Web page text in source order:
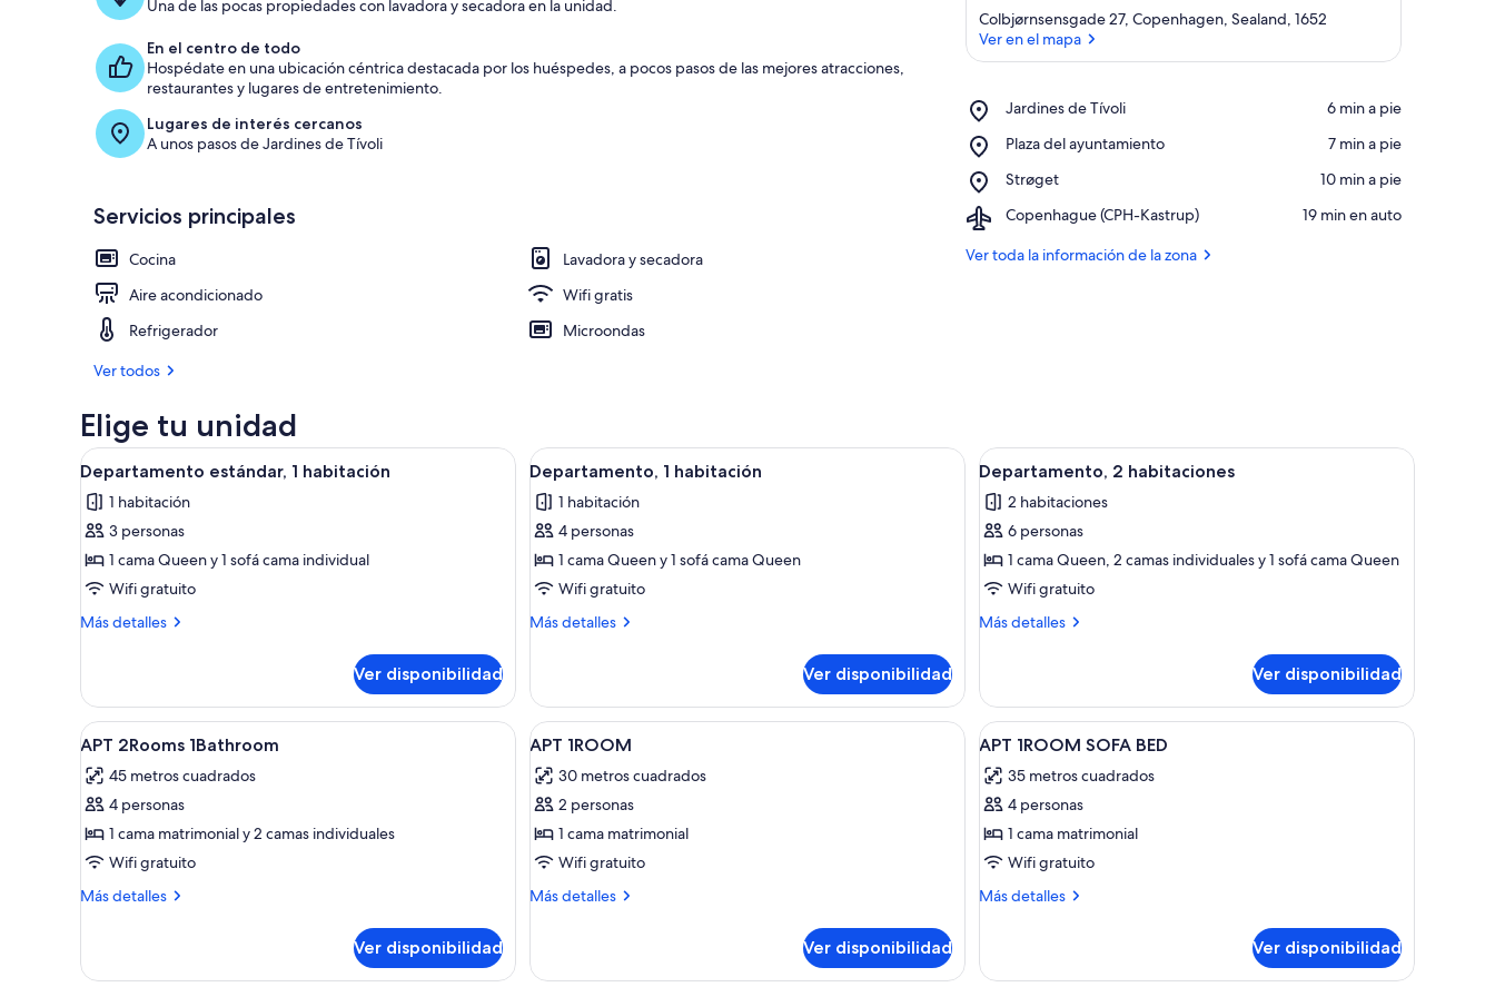
Una de las pocas propiedades con lavadora y secadora en la unidad.
En el centro de todo
Hospédate en una ubicación céntrica destacada por los huéspedes, a pocos pasos de las mejores atracciones,
restaurantes y lugares de entretenimiento.
Lugares de interés cercanos
A unos pasos de Jardines de Tívoli
Servicios principales
Cocina
Lavadora y secadora
Aire acondicionado
Wifi gratis
Refrigerador
Microondas
Ver todos
Colbjørnsensgade 27, Copenhagen, Sealand, 1652
Ver en el mapa
Jardines de Tívoli
Place,
de
‪6 min a pie‬
Plaza del ayuntamiento
Place,
del
‪7 min a pie‬
Strøget
Place,
‪10 min a pie‬
Copenhague (CPH-Kastrup)
Airport,
(CPH-
‪19 min en auto‬
Ver toda la información de la zona
Elige tu unidad
Abrir
todas
las
fotos
de
Departamento
estándar,
Una habitación de hotel moderna con un sofá gris, una mesa de centro de vidrio, una mesita auxiliar con un jarrón de flores, una cama con ropa blanca y un mural de montaña rusa en
7
Departamento estándar, 1 habitación
1 habitación
3 personas
1 cama Queen y 1 sofá cama individual
Wifi gratuito
Más detalles
Más
estándar,
habitación
Ver disponibilidad
Abrir
todas
las
fotos
de
Departamento,
1
Una habitación de hotel moderna con una cama, un sofá, una mesa de comedor y un mural de un coche clásico
8
Departamento, 1 habitación
1 habitación
4 personas
1 cama Queen y 1 sofá cama Queen
Wifi gratuito
Más detalles
Más
1
habitación
Ver disponibilidad
Abrir
todas
las
fotos
de
Departamento,
2
Una habitación de hotel moderna con
8
Departamento, 2 habitaciones
2 habitaciones
6 personas
1 cama Queen, 2 camas individuales y 1 sofá cama Queen
Wifi gratuito
Más detalles
Más
2
habitaciones
Ver disponibilidad
Abrir
todas
las
fotos
de
APT
2Rooms
7
APT 2Rooms 1Bathroom
45 metros cuadrados
4 personas
1 cama matrimonial y 2 camas individuales
Wifi gratuito
Más detalles
Más
2Rooms
Ver disponibilidad
Abrir
todas
las
fotos
de
APT
1ROOM
10
APT 1ROOM
30 metros cuadrados
2 personas
1 cama matrimonial
Wifi gratuito
Más detalles
Más
1ROOM
Ver disponibilidad
Abrir
todas
las
fotos
de
APT
1ROOM
12
APT 1ROOM SOFA BED
35 metros cuadrados
4 personas
1 cama matrimonial
Wifi gratuito
Más detalles
Más
1ROOM
Ver disponibilidad